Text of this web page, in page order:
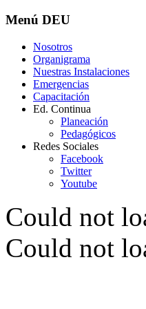
Menú DEU
Nosotros
Organigrama
Nuestras Instalaciones
Emergencias
Capacitación
Ed. Continua
Planeación
Pedagógicos
Redes Sociales
Facebook
Twitter
Youtube
Could not
Could not